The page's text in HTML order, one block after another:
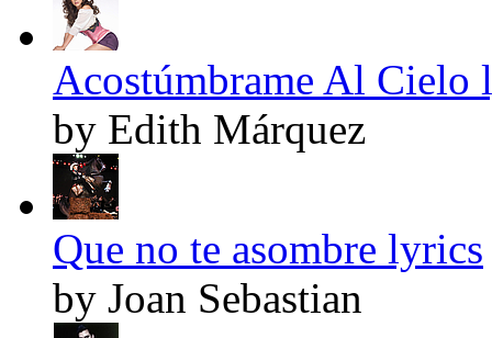
Acostúmbrame Al Cielo
by Edith Márquez
Que no te asombre lyrics
by Joan Sebastian